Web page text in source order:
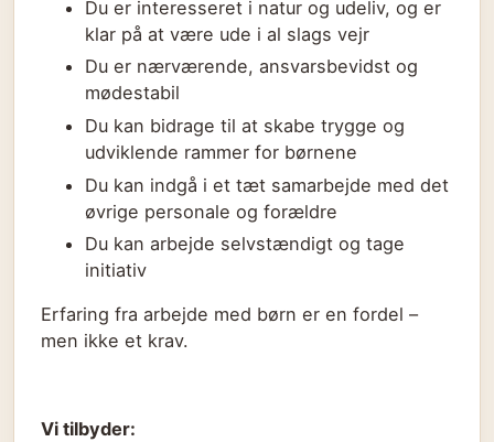
Du er interesseret i natur og udeliv, og er
klar på at være ude i al slags vejr
Du er nærværende, ansvarsbevidst og
mødestabil
Du kan bidrage til at skabe trygge og
udviklende rammer for børnene
Du kan indgå i et tæt samarbejde med det
øvrige personale og forældre
Du kan arbejde selvstændigt og tage
initiativ
Erfaring fra arbejde med børn er en fordel –
men ikke et krav.
Vi tilbyder: